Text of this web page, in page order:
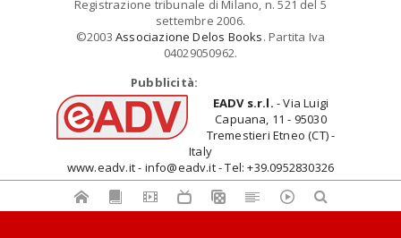
Registrazione tribunale di Milano, n. 521 del 5
settembre 2006.
©2003 Associazione Delos Books. Partita Iva
04029050962.
Pubblicità:
EADV s.r.l. - Via Luigi
Capuana, 11 - 95030
Tremestieri Etneo (CT) -
Italy
www.eadv.it - info@eadv.it - Tel: +39.0952830326